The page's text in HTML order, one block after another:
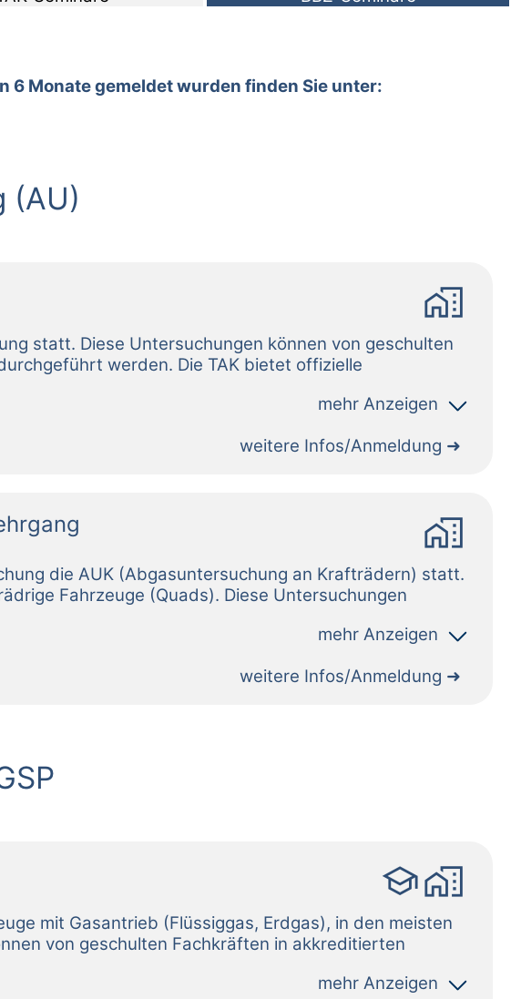
6 Monate gemeldet wurden finden Sie unter:
(AU)
home_work
weitere Infos/Anmeldung
home_work
weitere Infos/Anmeldung
schoolhome_work